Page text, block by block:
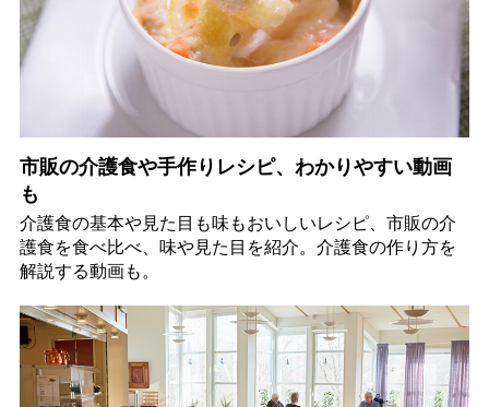
市販の介護食や手作りレシピ、わかりやすい動画
も
介護食の基本や見た目も味もおいしいレシピ、市販の介
護食を食べ比べ、味や見た目を紹介。介護食の作り方を
解説する動画も。